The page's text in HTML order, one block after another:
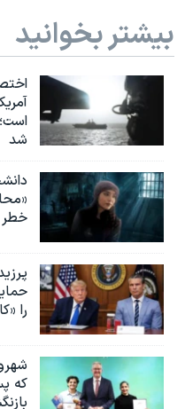
بیشتر بخوانید
شد
را
که